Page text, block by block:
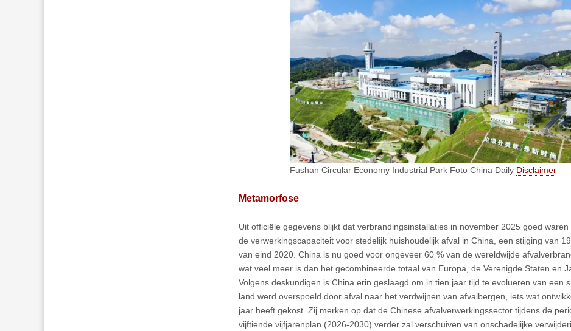
Fushan Circular Economy Industrial Park Foto China Daily Disclaimer
Metamorfose
Uit officiële gegevens blijkt dat verbrandingsinstallaties in november 2025 goed
de verwerkingscapaciteit voor stedelijk huishoudelijk afval in China, een stijging van
van eind 2020. China is nu goed voor ongeveer 60 % van de wereldwijde
wat veel meer is dan het gecombineerde totaal van Europa, de Verenigde Staten en
Volgens deskundigen is China erin geslaagd om in tien jaar tijd te evolueren van een
land werd overspoeld door afval naar het verdwijnen van afvalbergen, iets wat
jaar heeft gekost. Zij merken op dat de Chinese afvalverwerkingssector tijdens de
vijftiende vijfjarenplan (2026-2030) verder zal verschuiven van onschadelijke